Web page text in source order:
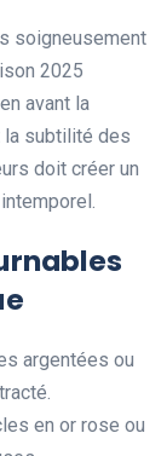
soigneusement
2025
avant la
subtilité des
doit créer un
argentées ou
en or rose ou